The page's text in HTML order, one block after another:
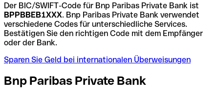
Der BIC/SWIFT-Code für Bnp Paribas Private Bank ist
BPPBBEB1XXX. Bnp Paribas Private Bank verwendet
verschiedene Codes für unterschiedliche Services.
Bestätigen Sie den richtigen Code mit dem Empfänger
oder der Bank.
Sparen Sie Geld bei internationalen Überweisungen
Bnp Paribas Private Bank